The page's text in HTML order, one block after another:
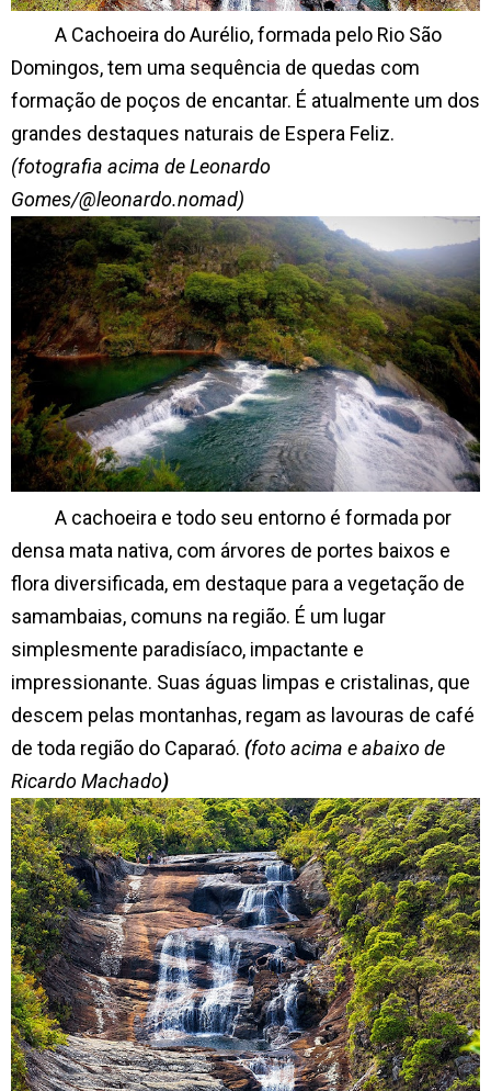
A Cachoeira do Aurélio, formada pelo Rio São
Domingos, tem uma sequência de quedas com
formação de poços de encantar. É atualmente um dos
grandes destaques naturais de Espera Feliz.
(fotografia acima de Leonardo
Gomes/@leonardo.nomad)
A cachoeira e todo seu entorno é formada por
densa mata nativa, com árvores de portes baixos e
flora diversificada, em destaque para a vegetação de
samambaias, comuns na região. É um lugar
simplesmente paradisíaco, impactante e
impressionante. Suas águas limpas e cristalinas, que
descem pelas montanhas, regam as lavouras de café
de toda região do Caparaó. (foto acima e abaixo de
Ricardo Machado)